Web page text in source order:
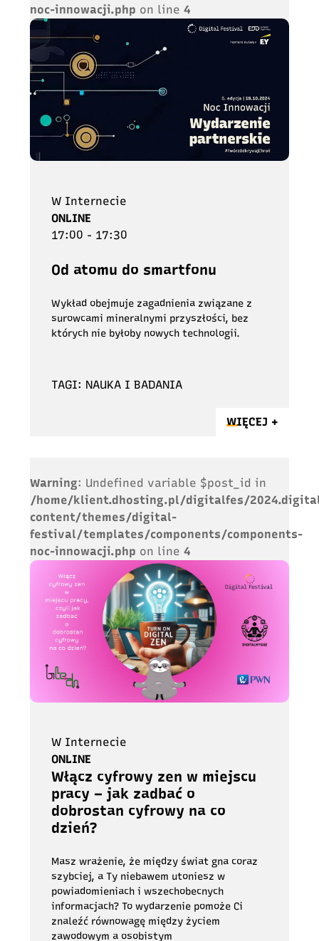
noc-innowacji.php on line 4
W Internecie
ONLINE
17:00 - 17:30
Od atomu do smartfonu
Wykład obejmuje zagadnienia związane z
surowcami mineralnymi przyszłości, bez
których nie byłoby nowych technologii.
TAGI: NAUKA I BADANIA
WIĘCEJ +
Warning: Undefined variable $post_id in
/home/klient.dhosting.pl/digitalfes/
content/themes/digital-
festival/templates/components/components-
noc-innowacji.php on line 4
W Internecie
ONLINE
Włącz cyfrowy zen w miejscu
pracy – jak zadbać o
dobrostan cyfrowy na co
dzień?
Masz wrażenie, że między świat gna coraz
szybciej, a Ty niebawem utoniesz w
powiadomieniach i wszechobecnych
informacjach? To wydarzenie pomoże Ci
znaleźć równowagę między życiem
zawodowym a osobistym